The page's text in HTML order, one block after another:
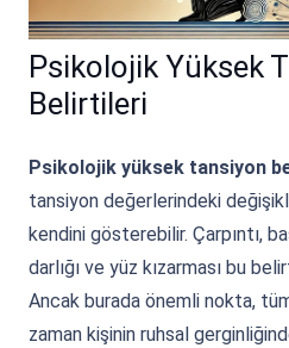
Psikolojik Yüksek
Belirtileri
Psikolojik yüksek tansiyon
tansiyon değerlerindeki
kendini gösterebilir. Çarpıntı,
darlığı ve yüz kızarması bu
Ancak burada önemli nokta,
zaman kişinin ruhsal